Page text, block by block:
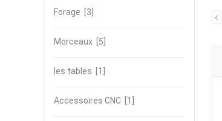
Forage [3]
Morceaux [5]
les tables [1]
Accessoires CNC [1]